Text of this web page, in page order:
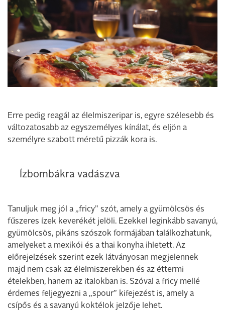
Erre pedig reagál az élelmiszeripar is, egyre szélesebb és
változatosabb az egyszemélyes kínálat, és eljön a
személyre szabott méretű pizzák kora is.
Ízbombákra vadászva
Tanuljuk meg jól a „fricy” szót, amely a gyümölcsös és
fűszeres ízek keverékét jelöli. Ezekkel leginkább savanyú,
gyümölcsös, pikáns szószok formájában találkozhatunk,
amelyeket a mexikói és a thai konyha ihletett. Az
előrejelzések szerint ezek látványosan megjelennek
majd nem csak az élelmiszerekben és az éttermi
ételekben, hanem az italokban is. Szóval a fricy mellé
érdemes feljegyezni a „spour” kifejezést is, amely a
csípős és a savanyú koktélok jelzője lehet.